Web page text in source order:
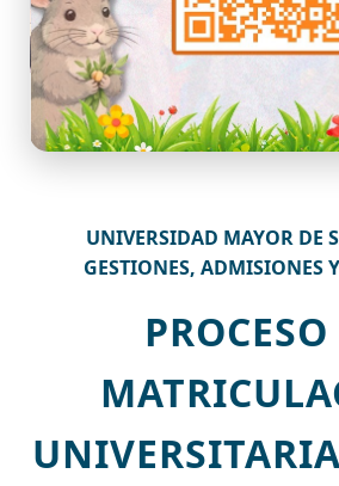
UNIVERSIDAD MAYOR DE
GESTIONES, ADMISIONES
PROCESO